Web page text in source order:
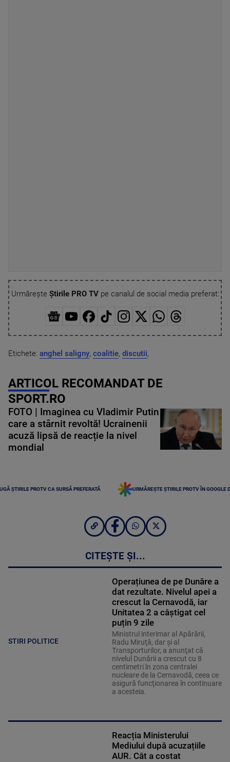
Urmărește Știrile PRO TVpe canalul de social media preferat:
Etichete: anghel saligny, coalitie, discutii,
ARTICOL RECOMANDAT DE
SPORT.RO
FOTO | Imaginea cu Vladimir Putin
care a stârnit revoltă! Ucrainenii
acuză lipsă de reacție la nivel
mondial
ȘTIRILE PROTV CA SURSĂ PREFERATĂ URMĂREȘTE ȘTIRILE PROTV ÎN GOOGLE
CITEȘTE ȘI...
STIRI POLITICE
Operațiunea de pe Dunăre a
dat rezultate. Nivelul apei a
crescut la Cernavodă, iar
Unitatea 2 a câștigat cel
puțin 9 zile
Ministrul interimar al Apărării,
Radu Miruţă, dar şi al
Transporturilor, a anunţat că
nivelul Dunării a crescut cu 8
centimetri în zona centralei
nucleare de la Cernavodă, ceea ce
asigură funcţionarea în continuare
a acesteia.
Reacția Ministerului
Mediului după acuzațiile
AUR. Cât a costat